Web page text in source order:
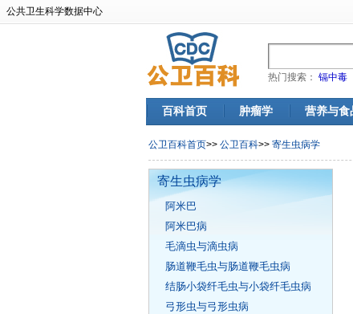
公共卫生科学数据中心
热门搜索： 镉中毒
百科首页 肿瘤学 营养与食
公卫百科首页>> 公卫百科>> 寄生虫病学
寄生虫病学
阿米巴
阿米巴病
毛滴虫与滴虫病
肠道鞭毛虫与肠道鞭毛虫病
结肠小袋纤毛虫与小袋纤毛虫病
弓形虫与弓形虫病